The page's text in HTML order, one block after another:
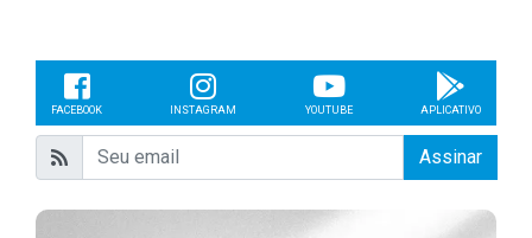
FACEBOOK INSTAGRAM YOUTUBE APLICATIVO
Assinar